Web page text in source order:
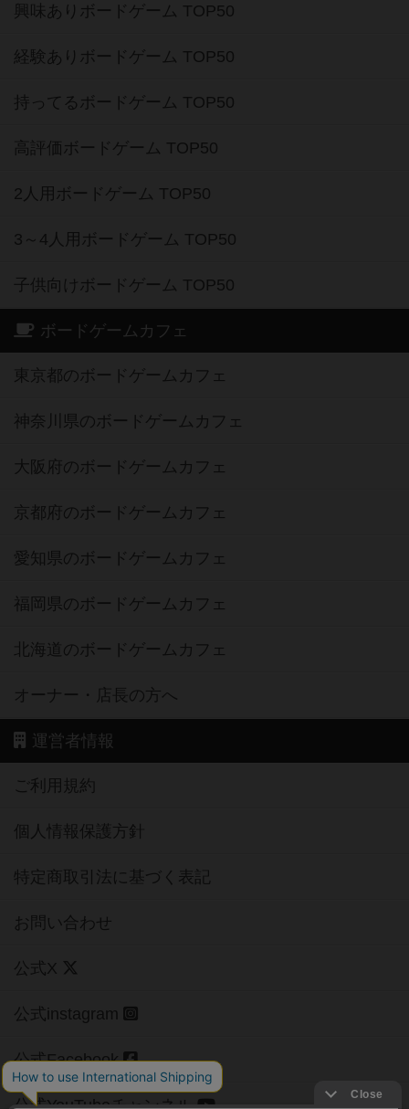
興味ありボードゲーム TOP50
経験ありボードゲーム TOP50
持ってるボードゲーム TOP50
高評価ボードゲーム TOP50
2人用ボードゲーム TOP50
3～4人用ボードゲーム TOP50
子供向けボードゲーム TOP50
ボードゲームカフェ
東京都のボードゲームカフェ
神奈川県のボードゲームカフェ
大阪府のボードゲームカフェ
京都府のボードゲームカフェ
愛知県のボードゲームカフェ
福岡県のボードゲームカフェ
北海道のボードゲームカフェ
オーナー・店長の方へ
運営者情報
ご利用規約
個人情報保護方針
特定商取引法に基づく表記
お問い合わせ
公式X
公式instagram
公式Facebook
公式YouTubeチャンネル